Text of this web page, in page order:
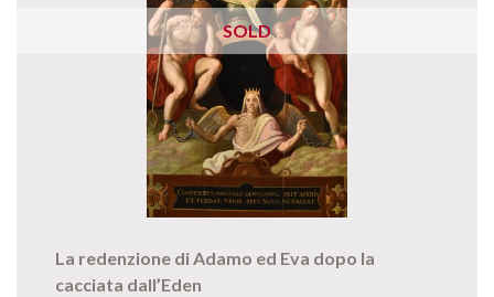
SOLD
La redenzione di Adamo ed Eva dopo la
cacciata dall’Eden